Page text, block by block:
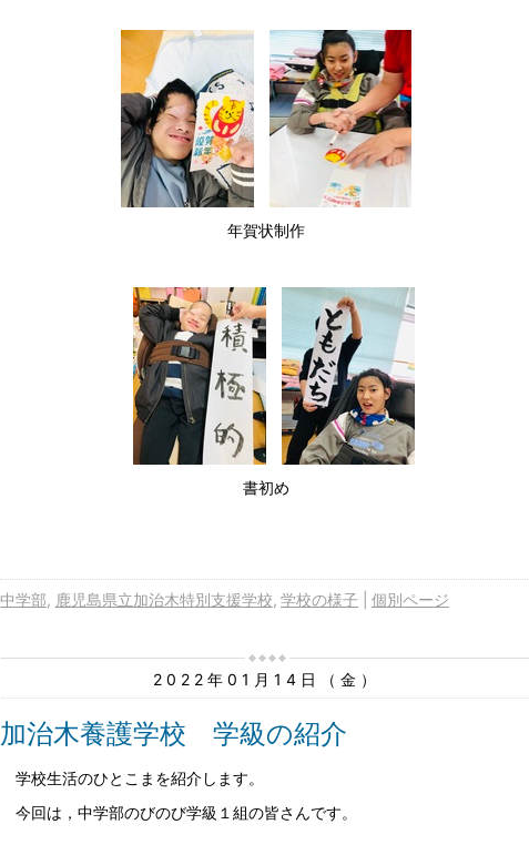
年賀状制作
書初め
中学部 鹿児島県立加治木特別支援学校 学校の様子 個別ページ
2022年01月14日（金）
加治木養護学校 学級の紹介
学校生活のひとこまを紹介します。
今回は，中学部のびのび学級１組の皆さんです。